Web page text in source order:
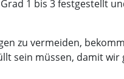
1 bis 3 festgestellt
zu vermeiden,
sein müssen, damit wir